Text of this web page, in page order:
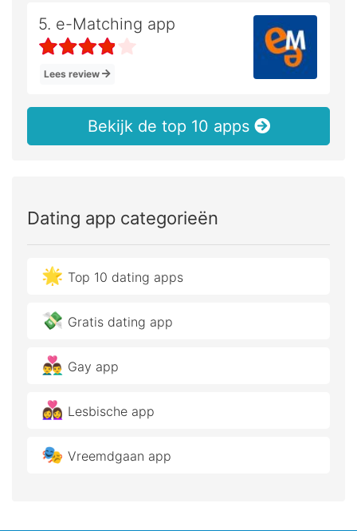
5. e-Matching app
Lees review
Bekijk de top 10 apps
Dating app categorieën
🌟 Top 10 dating apps
💸 Gratis dating app
👨‍❤️‍👨 Gay app
👩‍❤️‍👩 Lesbische app
🎭 Vreemdgaan app